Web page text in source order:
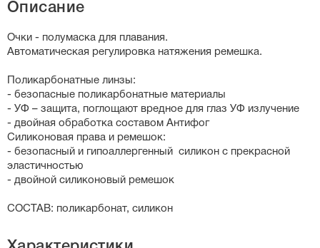
Описание
Очки - полумаска для плавания.
Автоматическая регулировка натяжения ремешка.
Поликарбонатные линзы:
- безопасные поликарбонатные материалы
- УФ – защита, поглощают вредное для глаз УФ излучение
- двойная обработка составом Антифог
Силиконовая права и ремешок:
- безопасный и гипоаллергенный силикон с прекрасной
эластичностью
- двойной силиконовый ремешок
СОСТАВ: поликарбонат, силикон